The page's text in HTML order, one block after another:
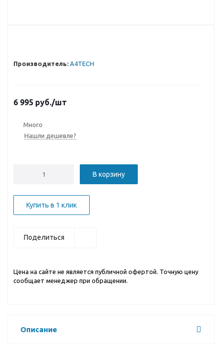
Производитель: A4TECH
6 995 руб./шт
Много
Нашли дешевле?
В корзину
Купить в 1 клик
Поделиться
Цена на сайте не является публичной офертой. Точную цену
сообщает менеджер при обращении.
Описание